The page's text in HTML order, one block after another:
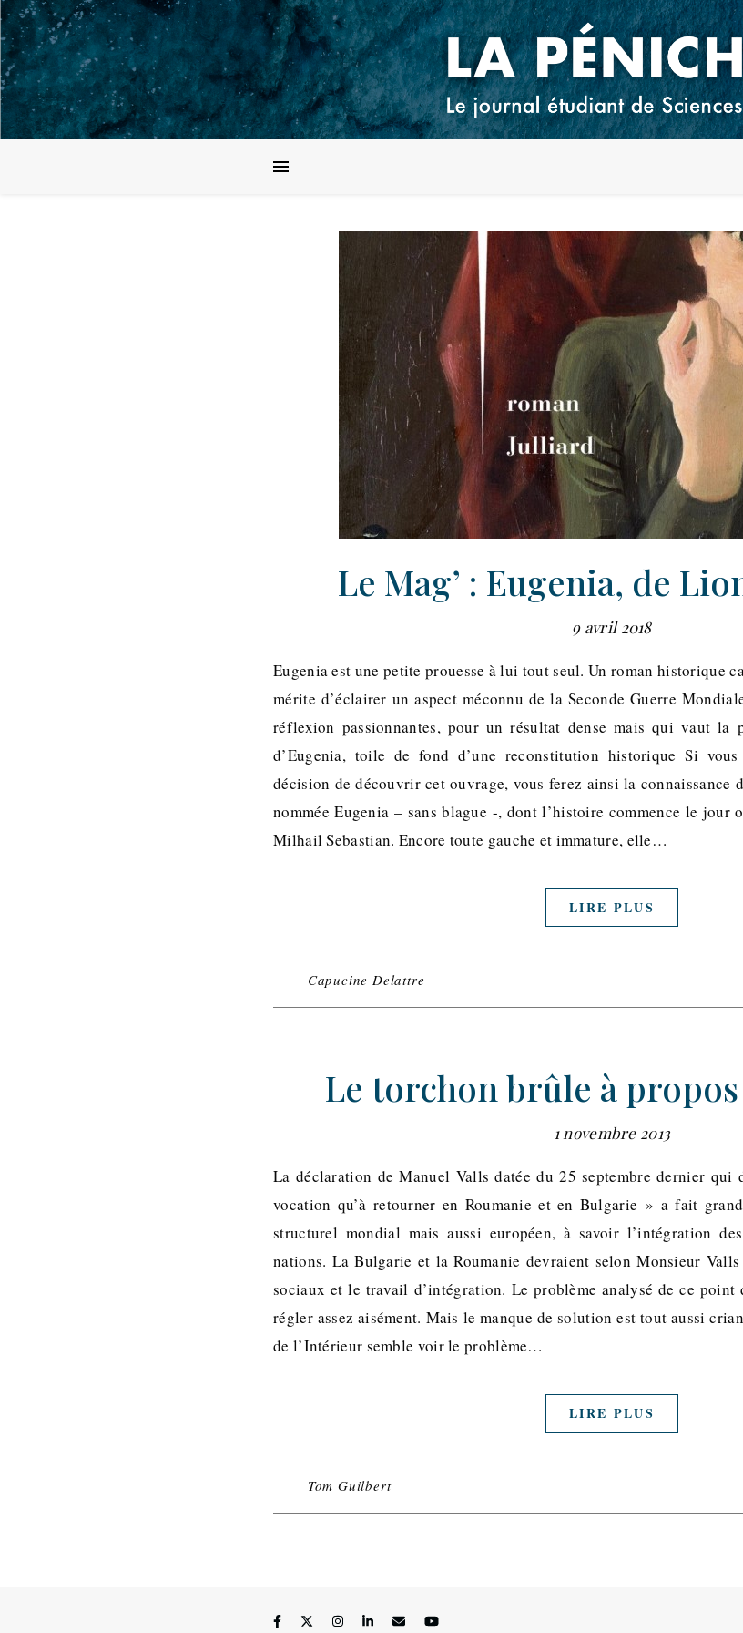
Le Mag’ : Eugenia, de
9 avril 2018
Eugenia est une petite prouesse à lui tout seul. Un roman historique
mérite d’éclairer un aspect méconnu de la Seconde Guerre
réflexion passionnantes, pour un résultat dense mais qui vaut la
d’Eugenia, toile de fond d’une reconstitution historique Si
décision de découvrir cet ouvrage, vous ferez ainsi la connaissance
nommée Eugenia – sans blague -, dont l’histoire commence le
Milhail Sebastian. Encore toute gauche et immature, elle…
LIRE PLUS
Capucine Delattre
Le torchon brûle à propos
1 novembre 2013
La déclaration de Manuel Valls datée du 25 septembre dernier qui
vocation qu’à retourner en Roumanie et en Bulgarie » a fait
structurel mondial mais aussi européen, à savoir l’intégration
nations. La Bulgarie et la Roumanie devraient selon Monsieur
sociaux et le travail d’intégration. Le problème analysé de ce point
régler assez aisément. Mais le manque de solution est tout aussi
de l’Intérieur semble voir le problème…
LIRE PLUS
Tom Guilbert